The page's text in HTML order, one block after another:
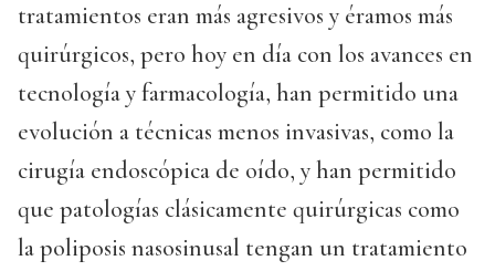
tratamientos eran más agresivos y éramos más
quirúrgicos, pero hoy en día con los avances en
tecnología y farmacología, han permitido una
evolución a técnicas menos invasivas, como la
cirugía endoscópica de oído, y han permitido
que patologías clásicamente quirúrgicas como
la poliposis nasosinusal tengan un tratamiento